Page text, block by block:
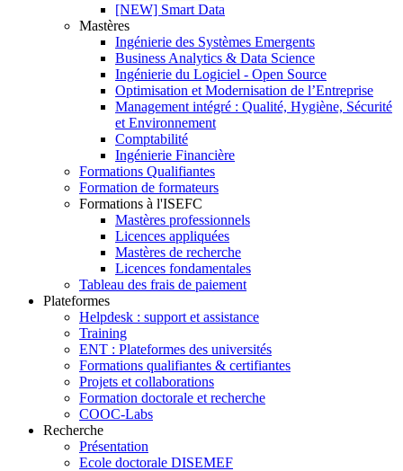
[NEW] Smart Data
Mastères
Ingénierie des Systèmes Emergents
Business Analytics & Data Science
Ingénierie du Logiciel - Open Source
Optimisation et Modernisation de l’Entreprise
Management intégré : Qualité, Hygiène, Sécurité
et Environnement
Comptabilité
Ingénierie Financière
Formations Qualifiantes
Formation de formateurs
Formations à l'ISEFC
Mastères professionnels
Licences appliquées
Mastères de recherche
Licences fondamentales
Tableau des frais de paiement
Plateformes
Helpdesk : support et assistance
Training
ENT : Plateformes des universités
Formations qualifiantes & certifiantes
Projets et collaborations
Formation doctorale et recherche
COOC-Labs
Recherche
Présentation
Ecole doctorale DISEMEF